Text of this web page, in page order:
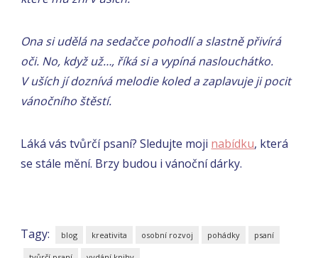
Ona si udělá na sedačce pohodlí a slastně přivírá
oči. No, když už…, říká si a vypíná naslouchátko.
V uších jí doznívá melodie koled a zaplavuje ji pocit
vánočního štěstí.
Láká vás tvůrčí psaní? Sledujte moji nabídku, která
se stále mění. Brzy budou i vánoční dárky.
Tagy: blog kreativita osobní rozvoj pohádky psaní